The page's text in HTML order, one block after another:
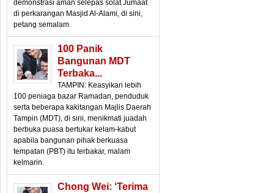
demonstrasi aman selepas solat Jumaat
di perkarangan Masjid Al-Alami, di sini,
petang semalam.
100 Panik
Bangunan MDT
Terbaka...
TAMPIN: Keasyikan lebih
100 peniaga bazar Ramadan, penduduk
serta beberapa kakitangan Majlis Daerah
Tampin (MDT), di sini, menikmati juadah
berbuka puasa bertukar kelam-kabut
apabila bangunan pihak berkuasa
tempatan (PBT) itu terbakar, malam
kelmarin.
Chong Wei: ‘Terima